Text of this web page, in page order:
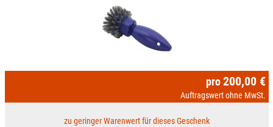
pro 200,00 €
Auftragswert ohne MwSt.
zu geringer Warenwert für dieses Geschenk